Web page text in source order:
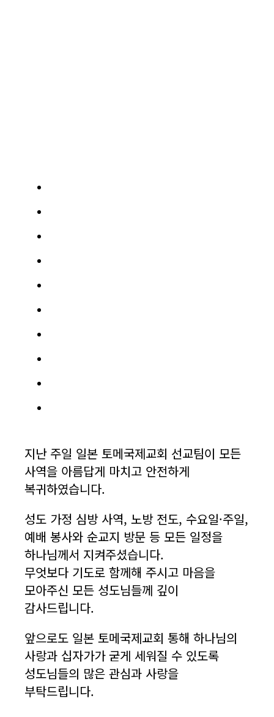
지난 주일 일본 토메국제교회 선교팀이 모든
사역을 아름답게 마치고 안전하게
복귀하였습니다.
성도 가정 심방 사역, 노방 전도, 수요일·주일,
예배 봉사와 순교지 방문 등 모든 일정을
하나님께서 지켜주셨습니다.
무엇보다 기도로 함께해 주시고 마음을
모아주신 모든 성도님들께 깊이
감사드립니다.
앞으로도 일본 토메국제교회 통해 하나님의
사랑과 십자가가 굳게 세워질 수 있도록
성도님들의 많은 관심과 사랑을
부탁드립니다.